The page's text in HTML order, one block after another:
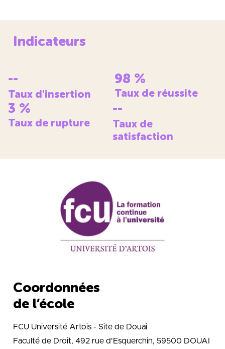
Indicateurs
--
Taux d'insertion
98 %
Taux de réussite
3 %
Taux de rupture
--
Taux de
satisfaction
Coordonnées
de l’école
FCU Université Artois - Site de Douai
Faculté de Droit, 492 rue d'Esquerchin, 59500 DOUAI